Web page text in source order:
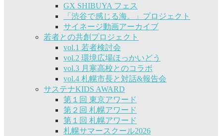
GX SHIBUYA フェス
「渋谷で感じる海。」プロジェクト
サイネージ動画アーカイブ
若者との共創プロジェクト
vol.1 若者検討会
vol.2 環境広場ほっかいどう
vol.3 月寒高校とのコラボ
vol.4 札幌市長と対話&報告会
サステナKIDS AWARD
第１回 東京アワード
第２回 札幌アワード
第１回 札幌アワード
札幌サマースクール2026